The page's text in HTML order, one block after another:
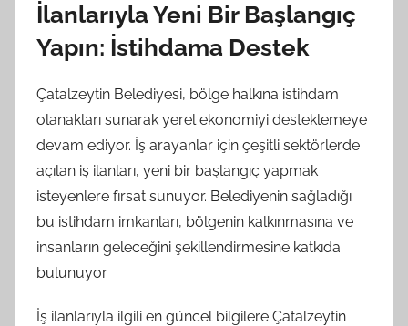
İlanlarıyla Yeni Bir Başlangıç
Yapın: İstihdama Destek
Çatalzeytin Belediyesi, bölge halkına istihdam
olanakları sunarak yerel ekonomiyi desteklemeye
devam ediyor. İş arayanlar için çeşitli sektörlerde
açılan iş ilanları, yeni bir başlangıç yapmak
isteyenlere fırsat sunuyor. Belediyenin sağladığı
bu istihdam imkanları, bölgenin kalkınmasına ve
insanların geleceğini şekillendirmesine katkıda
bulunuyor.
İş ilanlarıyla ilgili en güncel bilgilere Çatalzeytin